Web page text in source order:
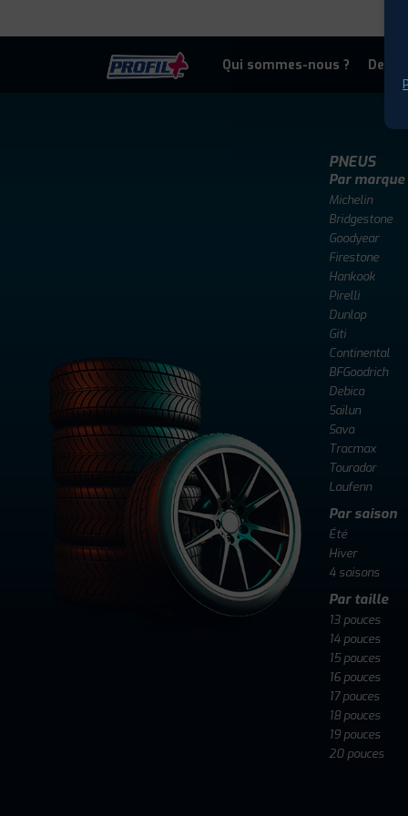
Qui sommes-nous ?
PNEUS
Par marque
Michelin
Bridgestone
Goodyear
Firestone
Hankook
Pirelli
Dunlop
Giti
Continental
BFGoodrich
Debica
Sailun
Sava
Tracmax
Tourador
Laufenn
Par saison
Été
Hiver
4 saisons
Par taille
13 pouces
14 pouces
15 pouces
16 pouces
17 pouces
18 pouces
19 pouces
20 pouces